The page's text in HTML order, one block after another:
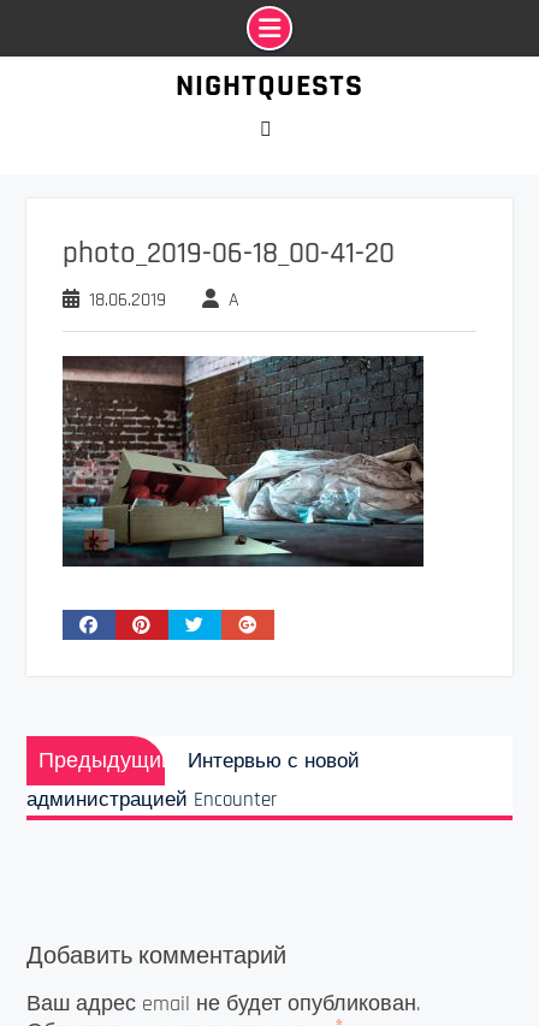
NIGHTQUESTS
photo_2019-06-18_00-41-20
18.06.2019 A
Навигация
по
записям
Предыдущий
Предыдущая
запись:
Интервью с новой
администрацией Encounter
Добавить комментарий
Ваш адрес email не будет опубликован.